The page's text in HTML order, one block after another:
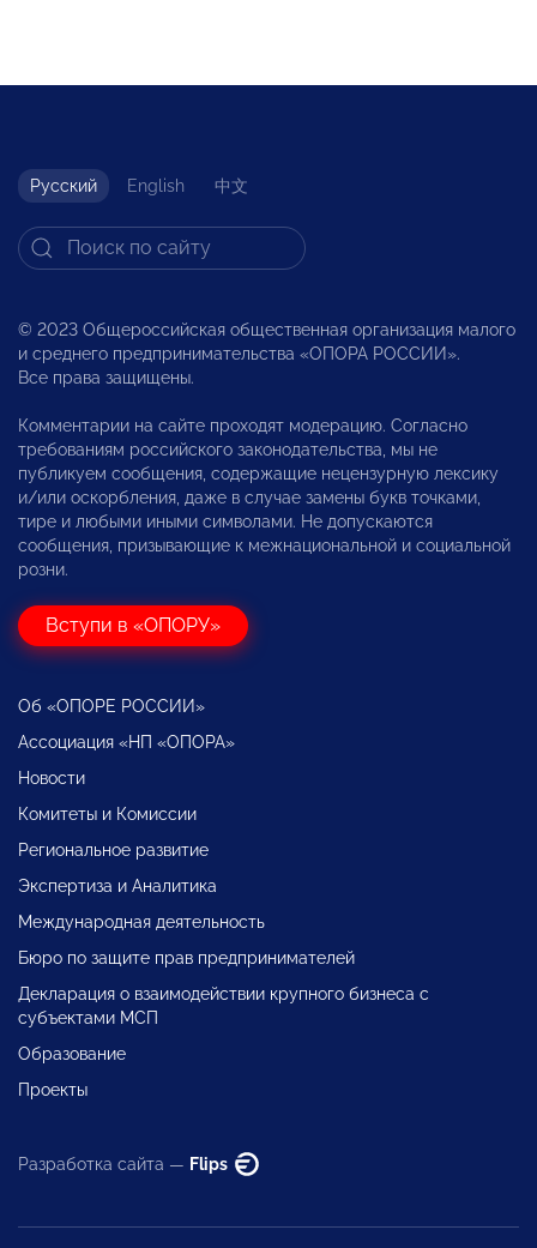
Русский English 中文
© 2023 Общероссийская общественная организация малого
и среднего предпринимательства «ОПОРА РОССИИ».
Все права защищены.
Комментарии на сайте проходят модерацию. Согласно
требованиям российского законодательства, мы не
публикуем сообщения, содержащие нецензурную лексику
и/или оскорбления, даже в случае замены букв точками,
тире и любыми иными символами. Не допускаются
сообщения, призывающие к межнациональной и социальной
розни.
Вступи в «ОПОРУ»
Об «ОПОРЕ РОССИИ»
Ассоциация «НП «ОПОРА»
Новости
Комитеты и Комиссии
Региональное развитие
Экспертиза и Аналитика
Международная деятельность
Бюро по защите прав предпринимателей
Декларация о взаимодействии крупного бизнеса с
субъектами МСП
Образование
Проекты
Разработка сайта — Flips